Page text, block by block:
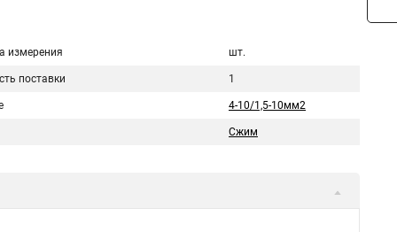
измерения шт.
поставки 1
4-10/1,5-10мм2
Сжим